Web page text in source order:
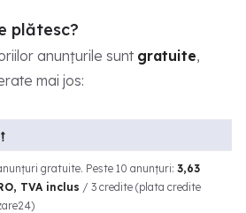
plătesc?
anunțurile sunt gratuite,
mai jos:
gratuite. Peste 10 anunțuri: 3,63
TVA inclus / 3 credite (plata credite